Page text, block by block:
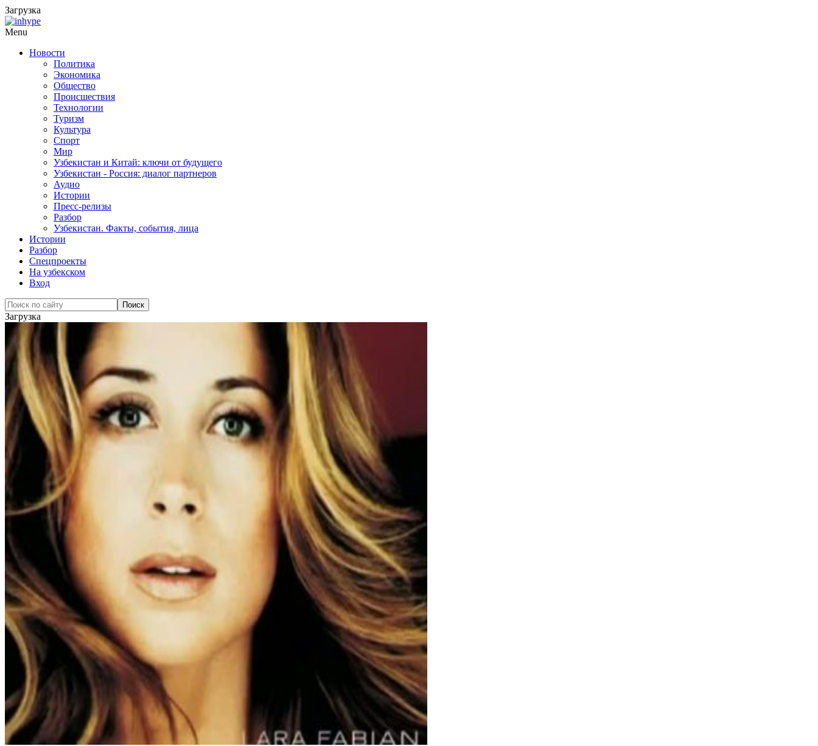
Загрузка
Menu
Новости
Политика
Экономика
Общество
Происшествия
Технологии
Туризм
Культура
Спорт
Мир
Узбекистан и Китай: ключи от будущего
Узбекистан - Россия: диалог партнеров
Аудио
Истории
Пресс-релизы
Разбор
Узбекистан. Факты, события, лица
Истории
Разбор
Спецпроекты
На узбекском
Вход
Загрузка